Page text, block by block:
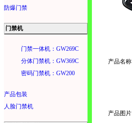
防爆门禁
门禁机
门禁一体机：GW269C
分体门禁机：GW369C
密码门禁机：GW200
产品包装
人脸门禁机
产品名称
产品图片